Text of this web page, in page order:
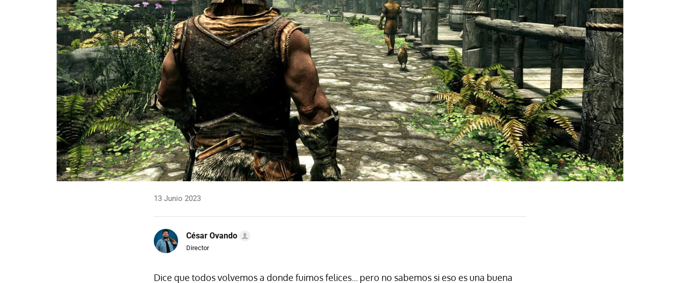
13 Junio 2023
César Ovando
Director
Dice que todos volvemos a donde fuimos felices... pero no sabemos si eso es una buena